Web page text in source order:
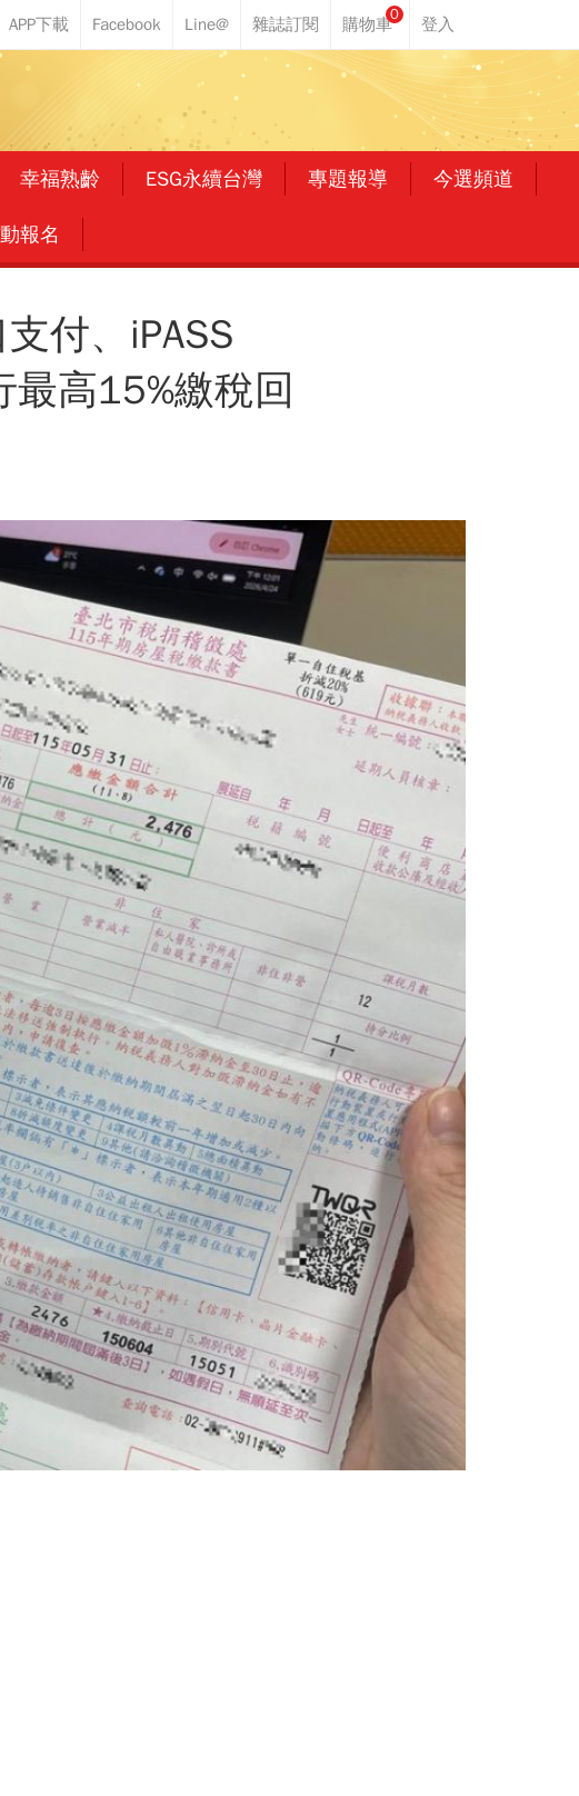
0
幸福熟齡 ESG永續台灣 專題報導 今選頻道
報名
付、iPASS
最高15%繳稅回